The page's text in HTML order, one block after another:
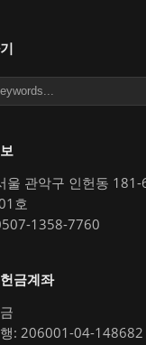
울 관악구 인헌동 181-
호
1358-7760
금계좌
: 206001-04-148682